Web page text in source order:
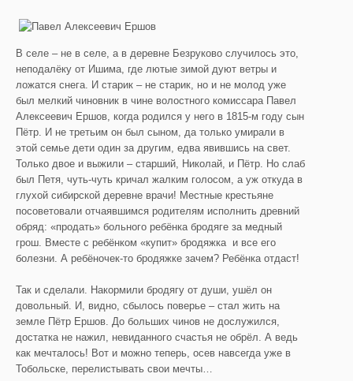
В селе – не в селе, а в деревне Безруково случилось это,
неподалёку от Ишима, где лютые зимой дуют ветры и
ложатся снега. И старик – не старик, но и не молод уже
был мелкий чиновник в чине волостного комиссара Павел
Алексеевич Ершов, когда родился у него в 1815-м году сын
Пётр. И не третьим он был сыном, да только умирали в
этой семье дети один за другим, едва явившись на свет.
Только двое и выжили – старший, Николай, и Пётр. Но слаб
был Петя, чуть-чуть кричал жалким голосом, а уж откуда в
глухой сибирской деревне врачи! Местные крестьяне
посоветовали отчаявшимся родителям исполнить древний
обряд: «продать» больного ребёнка бродяге за медный
грош. Вместе с ребёнком «купит» бродяжка и все его
болезни. А ребёночек-то бродяжке зачем? Ребёнка отдаст!
Так и сделали. Накормили бродягу от души, ушёл он
довольный. И, видно, сбылось поверье – стал жить на
земле Пётр Ершов. До больших чинов не дослужился,
достатка не нажил, невиданного счастья не обрёл. А ведь
как мечталось! Вот и можно теперь, осев навсегда уже в
Тобольске, перелистывать свои мечты…